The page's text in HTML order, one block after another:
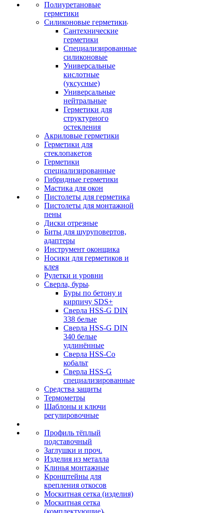
Полиуретановые
герметики
Силиконовые герметики
Сантехнические
герметики
Специализированные
силиконовые
Универсальные
кислотные
(уксусные)
Универсальные
нейтральные
Герметики для
структурного
остекления
Акриловые герметики
Герметики для
стеклопакетов
Герметики
специализированные
Гибридные герметики
Мастика для окон
Пистолеты для герметика
Пистолеты для монтажной
пены
Диски отрезные
Биты для шуруповертов,
адаптеры
Инструмент оконщика
Носики для герметиков и
клея
Рулетки и уровни
Сверла, буры
Буры по бетону и
кирпичу SDS+
Сверла HSS-G DIN
338 белые
Сверла HSS-G DIN
340 белые
удлинённые
Сверла HSS-Co
кобальт
Сверла HSS-G
специализированные
Средства защиты
Термометры
Шаблоны и ключи
регулировочные
Профиль тёплый
подставочный
Заглушки и проч.
Изделия из металла
Клинья монтажные
Кронштейны для
крепления откосов
Москитная сетка (изделия)
Москитная сетка
(комплектующие)